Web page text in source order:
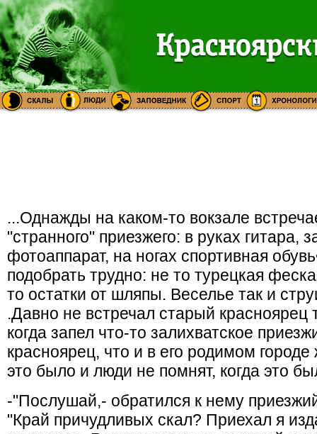
...Однажды на каком-то вокзале
"странного" приезжего: в руках гитара,
фотоаппарат, на ногах спортивная
подобрать трудно: не то турецкая
то остатки от шляпы. Веселье так и
.Давно не встречал старый
когда запел что-то залихватское
красноярец, что и в его родимом
это было и люди не помнят, когда это
-"Послушай,- обратился к нему
"Край причудливых скал? Приехал я